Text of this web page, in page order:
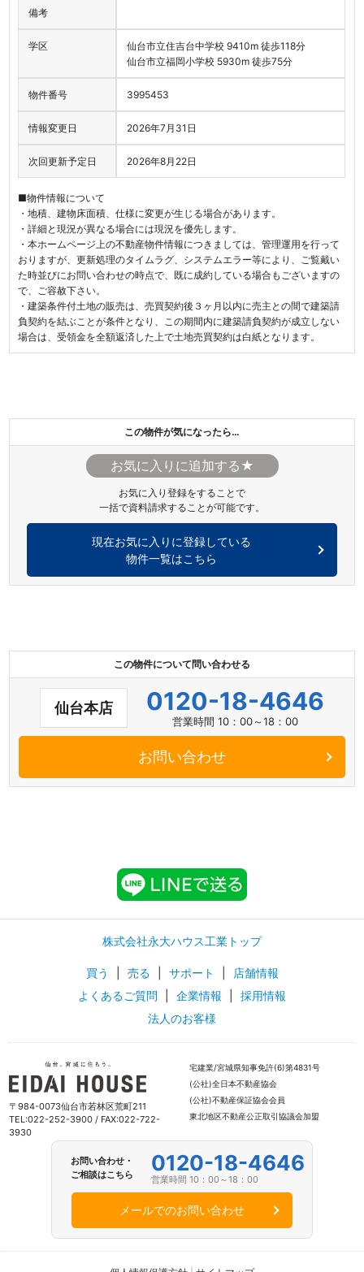
備考
学区
仙台市立住吉台中学校 9410m 徒歩118分
仙台市立福岡小学校 5930m 徒歩75分
物件番号 3995453
情報変更日 2026年7月31日
次回更新予定日 2026年8月22日
■物件情報について
・地積、建物床面積、仕様に変更が生じる場合があります。
・詳細と現況が異なる場合には現況を優先します。
・本ホームページ上の不動産物件情報につきましては、管理運用を行って
おりますが、更新処理のタイムラグ、システムエラー等により、ご覧戴い
た時並びにお問い合わせの時点で、既に成約している場合もございますの
で、ご容赦下さい。
・建築条件付土地の販売は、売買契約後３ヶ月以内に売主との間で建築請
負契約を結ぶことが条件となり、この期間内に建築請負契約が成立しない
場合は、受領金を全額返済した上で土地売買契約は白紙となります。
この物件が気になったら…
★
お気に入り登録をすることで
一括で資料請求することが可能です。
現在お気に入りに登録している
物件一覧はこちら
この物件について問い合わせる
仙台本店 0120-18-4646
営業時間 10：00～18：00
お問い合わせ
株式会社永大ハウス工業トップ
買う 売る サポート
店舗情報
よくあるご質問
企業情報
採用情報
法人のお客様
〒984-0073仙台市若林区荒町211
TEL:022-252-3900 / FAX:022-722-
3930
宅建業/宮城県知事免許(6)第4831号
(公社)全日本不動産協会
(公社)不動産保証協会会員
東北地区不動産公正取引協議会加盟
お問い合わせ・
ご相談はこちら
0120-18-4646
営業時間 10：00～18：00
メールでのお問い合わせ